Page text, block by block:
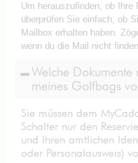
Um herauszufinden, ob Ihre
überprüfen Sie einfach, ob
Mailbox erhalten haben.
wenn du die Mail nicht
Welche Dokumente
meines Golfbags
Sie müssen dem
Schalter nur den
und Ihren amtlichen
oder Personalausweis)